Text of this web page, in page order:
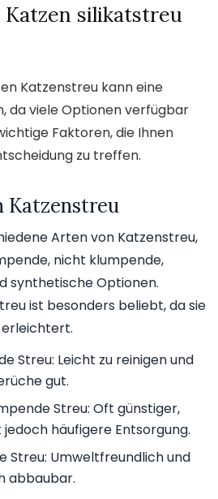
Katzen silikatstreu
Katzenstreu kann eine
da viele Optionen verfügbar
Faktoren, die Ihnen
zu treffen.
Katzenstreu
Arten von Katzenstreu,
nicht klumpende,
synthetische Optionen.
ist besonders beliebt, da sie
erleichtert.
Streu: Leicht zu reinigen und
gut.
Streu: Oft günstiger,
häufigere Entsorgung.
Streu: Umweltfreundlich und
abbaubar.